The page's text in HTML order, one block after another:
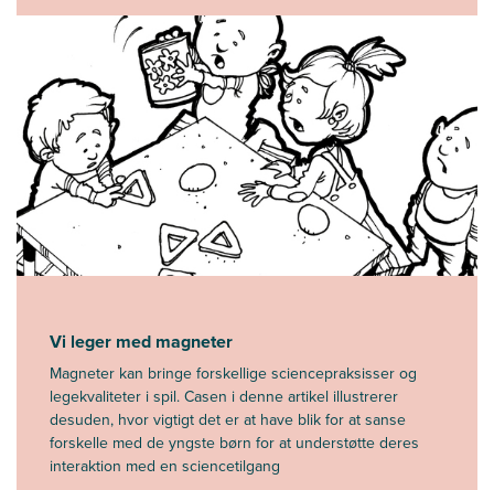
Vi leger med magneter
Magneter kan bringe forskellige sciencepraksisser og
legekvaliteter i spil. Casen i denne artikel illustrerer
desuden, hvor vigtigt det er at have blik for at sanse
forskelle med de yngste børn for at understøtte deres
interaktion med en sciencetilgang